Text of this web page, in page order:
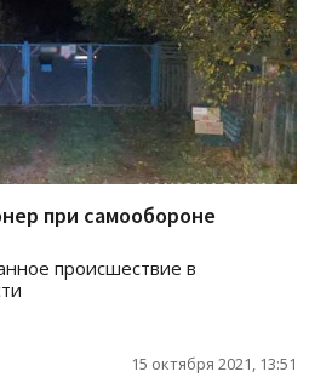
при самообороне
происшествие в
15 октября 2021, 13:51